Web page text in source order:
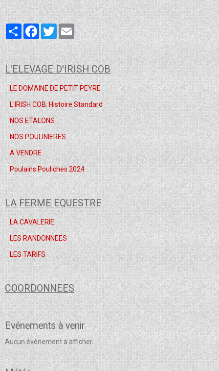
PartagerFacebookTwitterEmail
L'ELEVAGE D'IRISH COB
LE DOMAINE DE PETIT PEYRE
L'IRISH COB: Histoire Standard
NOS ETALONS
NOS POULINIERES
A VENDRE
Poulains Pouliches 2024
LA FERME EQUESTRE
LA CAVALERIE
LES RANDONNEES
LES TARIFS
COORDONNEES
Evénements à venir
Aucun évènement à afficher.